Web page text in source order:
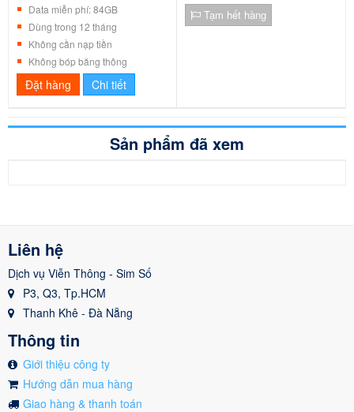
Data miễn phí: 84GB
Dùng trong 12 tháng
Không cần nạp tiền
Không bóp băng thông
Đặt hàng Chi tiết
Tạm hết hàng
Sản phẩm đã xem
Liên hệ
Dịch vụ Viễn Thông - Sim Số
P3, Q3, Tp.HCM
Thanh Khê - Đà Nẵng
Thông tin
Giới thiệu công ty
Hướng dẫn mua hàng
Giao hàng & thanh toán